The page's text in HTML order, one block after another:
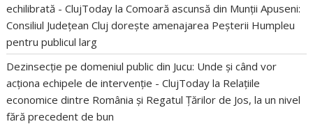
echilibrată - ClujToday laComoară ascunsă din Munții Apuseni:
Consiliul Județean Cluj dorește amenajarea Peșterii Humpleu
pentru publicul larg
Dezinsecție pe domeniul public din Jucu: Unde și când vor
acționa echipele de intervenție - ClujToday la Relațiile
economice dintre România și Regatul Țărilor de Jos, la un nivel
fără precedent de bun